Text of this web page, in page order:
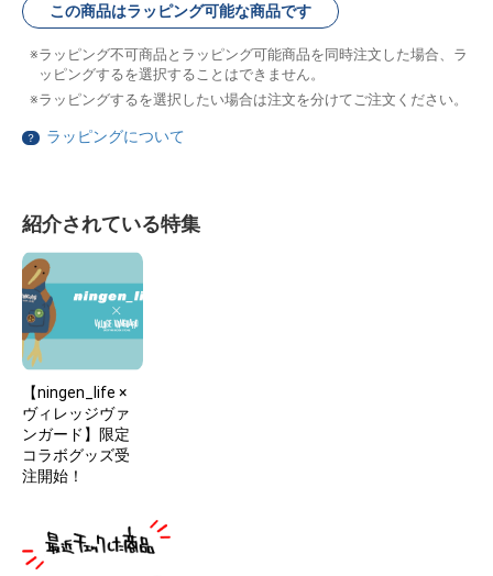
この商品はラッピング可能な商品です
ラッピング不可商品とラッピング可能商品を同時注文した場合、ラ
ッピングするを選択することはできません。
ラッピングするを選択したい場合は注文を分けてご注文ください。
？ ラッピングについて
紹介されている特集
【ningen_life ×
ヴィレッジヴァ
ンガード】限定
コラボグッズ受
注開始！